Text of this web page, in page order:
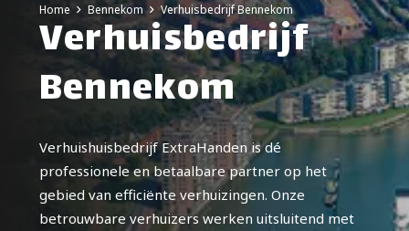
Home Bennekom Verhuisbedrijf Bennekom
Verhuisbedrijf
Bennekom
Verhuishuisbedrijf ExtraHanden is dé
professionele en betaalbare partner op het
gebied van efficiënte verhuizingen. Onze
betrouwbare verhuizers werken uitsluitend met